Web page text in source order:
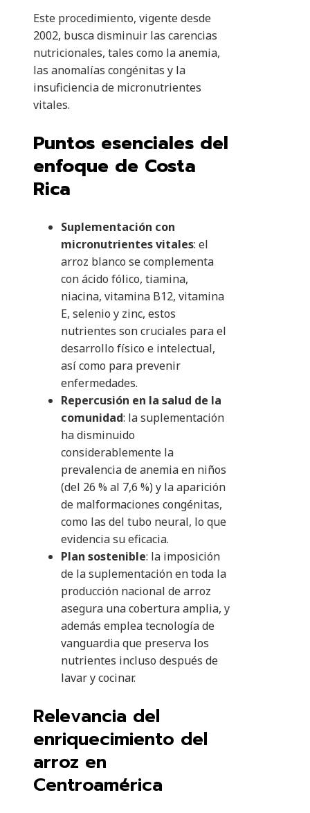
Este procedimiento, vigente desde
2002, busca disminuir las carencias
nutricionales, tales como la anemia,
las anomalías congénitas y la
insuficiencia de micronutrientes
vitales.
Puntos esenciales del
enfoque de Costa
Rica
Suplementación con
micronutrientes vitales: el
arroz blanco se complementa
con ácido fólico, tiamina,
niacina, vitamina B12, vitamina
E, selenio y zinc, estos
nutrientes son cruciales para el
desarrollo físico e intelectual,
así como para prevenir
enfermedades.
Repercusión en la salud de la
comunidad: la suplementación
ha disminuido
considerablemente la
prevalencia de anemia en niños
(del 26 % al 7,6 %) y la aparición
de malformaciones congénitas,
como las del tubo neural, lo que
evidencia su eficacia.
Plan sostenible: la imposición
de la suplementación en toda la
producción nacional de arroz
asegura una cobertura amplia, y
además emplea tecnología de
vanguardia que preserva los
nutrientes incluso después de
lavar y cocinar.
Relevancia del
enriquecimiento del
arroz en
Centroamérica